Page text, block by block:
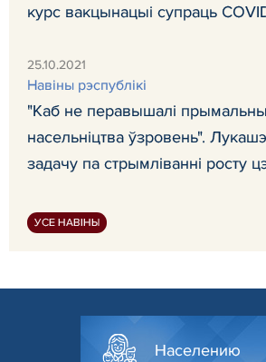
курс вакцынацыі супраць
25.10.2021
Навiны рэспублiкi
"Каб не перавышалі
насельніцтва ўзровень".
задачу па стрымліванні росту
УСЕ НАВІНЫ
Населению